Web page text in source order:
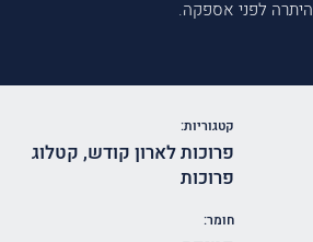
היתרה לפני אספקה.
קטגוריות:
פרוכות לארון קודש, קטלוג
פרוכות
חומר: